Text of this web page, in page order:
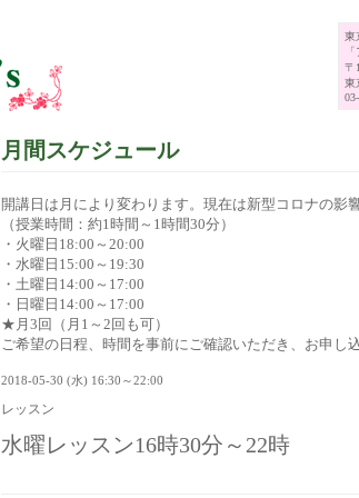
東
〒
東
月間スケジュール
開講日は月により変わります。現在は新型コロナの影
（授業時間：約1時間～1時間30分）
・火曜日18:00～20:00
・水曜日15:00～19:30
・土曜日14:00～17:00
・日曜日14:00～17:00
★月3回（月1～2回も可）
ご希望の日程、時間を事前にご確認いただき、お申し
2018-05-30 (水) 16:30～22:00
レッスン
水曜レッスン16時30分～22時